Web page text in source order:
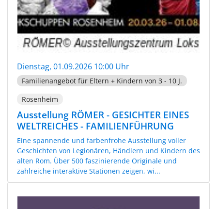
Dienstag, 01.09.2026 10:00 Uhr
Familienangebot für Eltern + Kindern von 3 - 10 J.
Rosenheim
Ausstellung RÖMER - GESICHTER EINES
WELTREICHES - FAMILIENFÜHRUNG
Eine spannende und farbenfrohe Ausstellung voller
Geschichten von Legionären, Händlern und Kindern des
alten Rom. Über 500 faszinierende Originale und
zahlreiche interaktive Stationen zeigen, wi...